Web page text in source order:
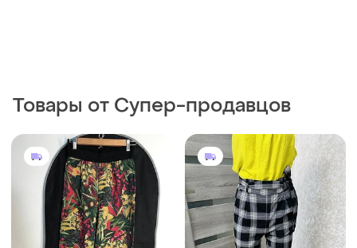
Товары от Супер-продавцов